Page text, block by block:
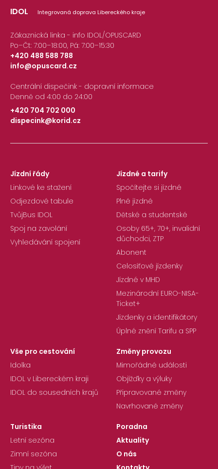
IDOL Integrovaná doprava Libereckého kraje
Zákaznická linka - info IDOL/OPUSCARD
Po–Čt: 7:00–18:00, Pá: 7:00–15:30
+420 488 588 788
|
info@opuscard.cz
Centrální dispečink - dopravní informace
Denně od 4:00 do 24:00
+420 704 702 000
|
dispecink@korid.cz
Jízdní řády
Linkové ke stažení
Odjezdové tabule
TvůjBus IDOL
Spoj na zavolání
Vyhledávání spojení
Jízdné a tarify
Spočítejte si jízdné
Plné jízdné
Dětské a studentské
Osoby 65+, 70+, invalidní
důchodci, ZTP
Abonent
Celosíťové jízdenky
Jízdné v MHD
Mezinárodní EURO-NISA-
Ticket+
Jízdenky a identifikátory
Úplné znění Tarifu a SPP
Vše pro cestování
Idolka
IDOL v Libereckém kraji
IDOL do sousedních krajů
Změny provozu
Mimořádné události
Objížďky a výluky
Připravované změny
Navrhované změny
Turistika
Letní sezóna
Zimní sezóna
Poradna
Aktuality
O nás